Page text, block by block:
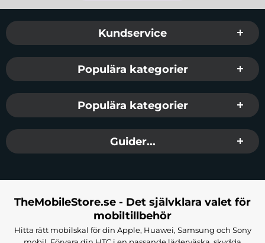
Sidfot Blandad info och länkar
Kundservice
Populära kategorier
Populära kategorier
Guider...
TheMobileStore.se - Det självklara valet för
mobiltillbehör
Hitta rätt mobilskal för din Apple, Huawei, Samsung och Sony